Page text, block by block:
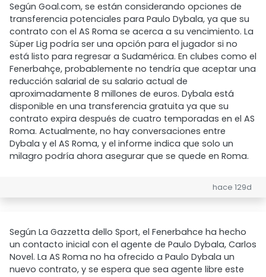
Según Goal.com, se están considerando opciones de
transferencia potenciales para Paulo Dybala, ya que su
contrato con el AS Roma se acerca a su vencimiento. La
Süper Lig podría ser una opción para el jugador si no
está listo para regresar a Sudamérica. En clubes como el
Fenerbahçe, probablemente no tendría que aceptar una
reducción salarial de su salario actual de
aproximadamente 8 millones de euros. Dybala está
disponible en una transferencia gratuita ya que su
contrato expira después de cuatro temporadas en el AS
Roma. Actualmente, no hay conversaciones entre
Dybala y el AS Roma, y el informe indica que solo un
milagro podría ahora asegurar que se quede en Roma.
hace 129d
Según La Gazzetta dello Sport, el Fenerbahce ha hecho
un contacto inicial con el agente de Paulo Dybala, Carlos
Novel. La AS Roma no ha ofrecido a Paulo Dybala un
nuevo contrato, y se espera que sea agente libre este